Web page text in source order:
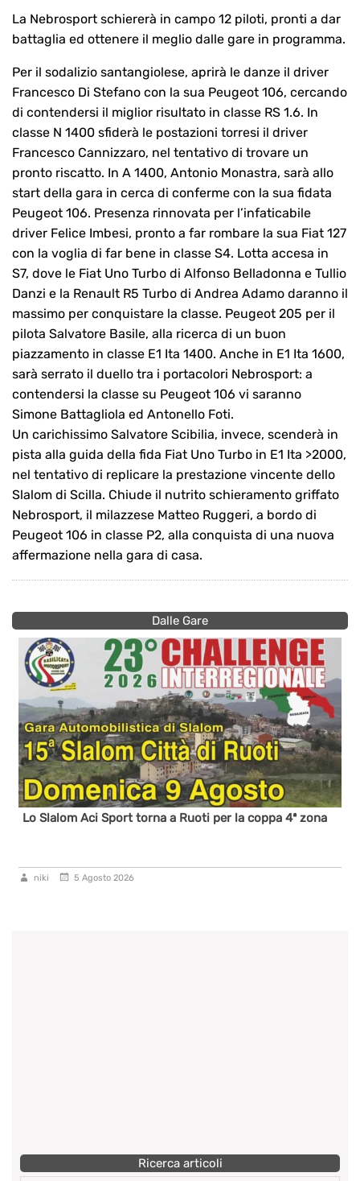
La Nebrosport schiererà in campo 12 piloti, pronti a dar
battaglia ed ottenere il meglio dalle gare in programma.
Per il sodalizio santangiolese, aprirà le danze il driver
Francesco Di Stefano con la sua Peugeot 106, cercando
di contendersi il miglior risultato in classe RS 1.6. In
classe N 1400 sfiderà le postazioni torresi il driver
Francesco Cannizzaro, nel tentativo di trovare un
pronto riscatto. In A 1400, Antonio Monastra, sarà allo
start della gara in cerca di conferme con la sua fidata
Peugeot 106. Presenza rinnovata per l’infaticabile
driver Felice Imbesi, pronto a far rombare la sua Fiat 127
con la voglia di far bene in classe S4. Lotta accesa in
S7, dove le Fiat Uno Turbo di Alfonso Belladonna e Tullio
Danzi e la Renault R5 Turbo di Andrea Adamo daranno il
massimo per conquistare la classe. Peugeot 205 per il
pilota Salvatore Basile, alla ricerca di un buon
piazzamento in classe E1 Ita 1400. Anche in E1 Ita 1600,
sarà serrato il duello tra i portacolori Nebrosport: a
contendersi la classe su Peugeot 106 vi saranno
Simone Battagliola ed Antonello Foti.
Un carichissimo Salvatore Scibilia, invece, scenderà in
pista alla guida della fida Fiat Uno Turbo in E1 Ita >2000,
nel tentativo di replicare la prestazione vincente dello
Slalom di Scilla. Chiude il nutrito schieramento griffato
Nebrosport, il milazzese Matteo Ruggeri, a bordo di
Peugeot 106 in classe P2, alla conquista di una nuova
affermazione nella gara di casa.
Dalle Gare
Lo Slalom Aci Sport torna a Ruoti per la coppa 4ª zona
niki 5 Agosto 2026
Ricerca articoli